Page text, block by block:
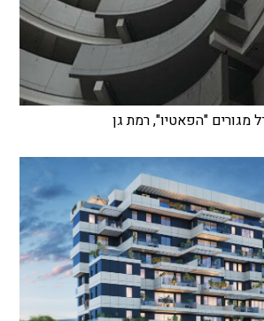
מגורים "הפאטיו", רמת גן